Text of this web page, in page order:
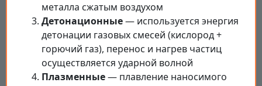
металла сжатым воздухом
Детонационные— используется энергия
детонации газовых смесей (кислород +
горючий газ), перенос и нагрев частиц
осуществляется ударной волной
Плазменные— плавление наносимого